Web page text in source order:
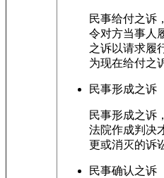
民事给付之诉
令对方当事人
之诉以请求履
为现在给付之
民事形成之诉
民事形成之诉
法院作成判决
更或消灭的诉
民事确认之诉